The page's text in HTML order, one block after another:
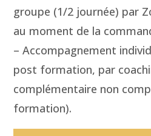
groupe (1/2 journée) par
au moment de la
– Accompagnement
post formation, par
complémentaire non
formation).